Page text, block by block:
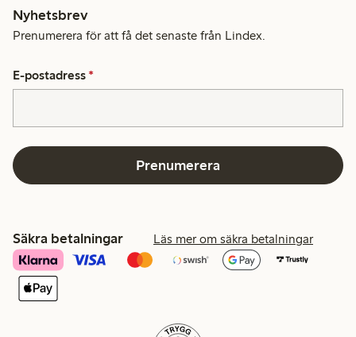
Nyhetsbrev
Prenumerera för att få det senaste från Lindex.
E-postadress *
Prenumerera
Säkra betalningar Läs mer om säkra betalningar